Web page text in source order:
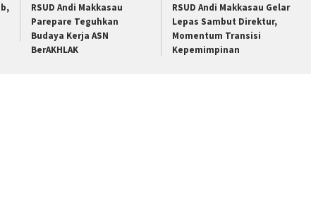
RSUD Andi Makkasau
Parepare Teguhkan
Budaya Kerja ASN
BerAKHLAK
RSUD Andi Makkasau Gelar
Lepas Sambut Direktur,
Momentum Transisi
Kepemimpinan